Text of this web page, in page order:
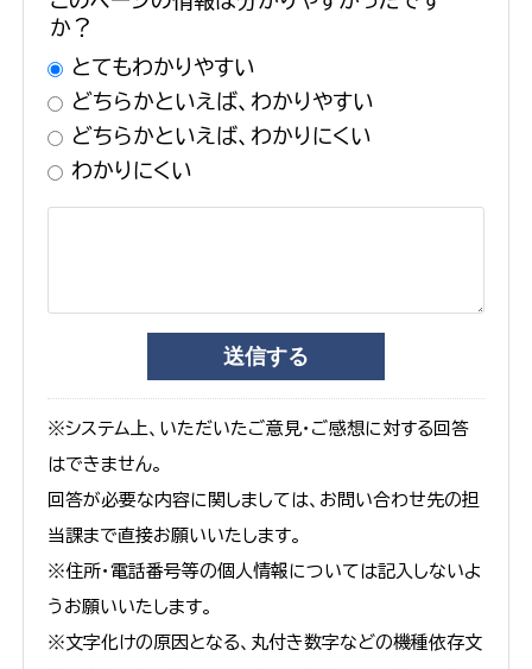
か？
とてもわかりやすい
どちらかといえば、わかりやすい
どちらかといえば、わかりにくい
わかりにくい
※システム上、いただいたご意見・ご感想に対する回答
はできません。
回答が必要な内容に関しましては、お問い合わせ先の担
当課まで直接お願いいたします。
※住所・電話番号等の個人情報については記入しないよ
うお願いいたします。
※文字化けの原因となる、丸付き数字などの機種依存文